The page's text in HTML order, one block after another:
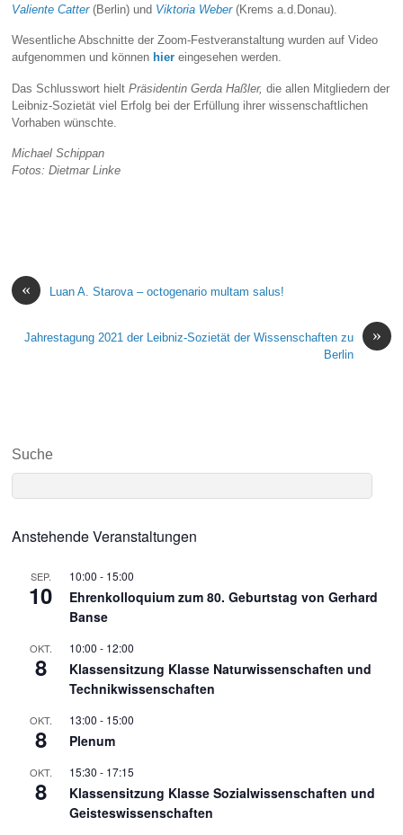
Valiente Catter(Berlin) und Viktoria Weber(Krems a.d.Donau).
Wesentliche Abschnitte der Zoom-Festveranstaltung wurden auf Video
aufgenommen und können hier eingesehen werden.
Das Schlusswort hieltPräsidentin Gerda Haßler,die allen Mitgliedern der
Leibniz-Sozietät viel Erfolg bei der Erfüllung ihrer wissenschaftlichen
Vorhaben wünschte.
Michael Schippan
Fotos: Dietmar Linke
« Luan A. Starova – octogenario multam salus!
»
Jahrestagung 2021 der Leibniz-Sozietät der Wissenschaften zu
Berlin
Suche
Anstehende Veranstaltungen
SEP.
10
10:00 - 15:00
Ehrenkolloquium zum 80. Geburtstag von Gerhard
Banse
OKT.
8
10:00 - 12:00
Klassensitzung Klasse Naturwissenschaften und
Technikwissenschaften
OKT.
8
13:00 - 15:00
Plenum
OKT.
8
15:30 - 17:15
Klassensitzung Klasse Sozialwissenschaften und
Geisteswissenschaften